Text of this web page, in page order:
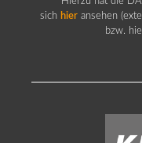
sich hier ansehen
bzw.